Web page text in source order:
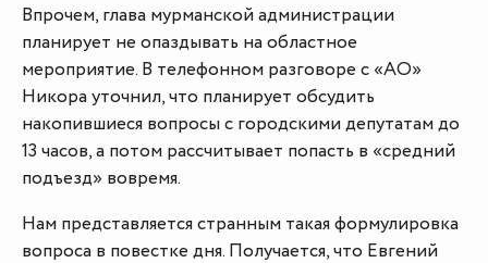
Впрочем, глава мурманской администрации
планирует не опаздывать на областное
мероприятие. В телефонном разговоре с «АО»
Никора уточнил, что планирует обсудить
накопившиеся вопросы с городскими депутатам до
13 часов, а потом рассчитывает попасть в «средний
подъезд» вовремя.
Нам представляется странным такая формулировка
вопроса в повестке дня. Получается, что Евгений